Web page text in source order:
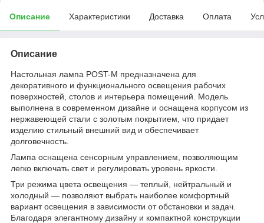
Описание Характеристики Доставка Оплата
Описание
Настольная лампа POST-M предназначена для
декоративного и функционального освещения рабочих
поверхностей, столов и интерьера помещений. Модель
выполнена в современном дизайне и оснащена корпусом из
нержавеющей стали с золотым покрытием, что придает
изделию стильный внешний вид и обеспечивает
долговечность.
Лампа оснащена сенсорным управлением, позволяющим
легко включать свет и регулировать уровень яркости.
Три режима цвета освещения — теплый, нейтральный и
холодный — позволяют выбрать наиболее комфортный
вариант освещения в зависимости от обстановки и задач.
Благодаря элегантному дизайну и компактной конструкции